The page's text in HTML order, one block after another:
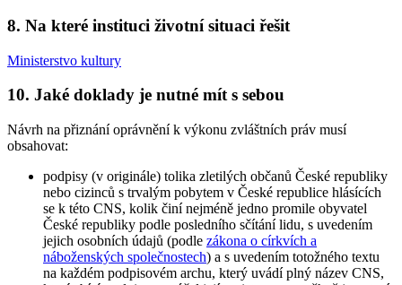
8. Na které instituci životní situaci řešit
Ministerstvo kultury
10. Jaké doklady je nutné mít s sebou
Návrh na přiznání oprávnění k výkonu zvláštních práv musí
obsahovat:
podpisy (v originále) tolika zletilých občanů České republiky
nebo cizinců s trvalým pobytem v České republice hlásících
se k této CNS, kolik činí nejméně jedno promile obyvatel
České republiky podle posledního sčítání lidu, s uvedením
jejich osobních údajů (podle zákona o církvích a
náboženských společnostech) a s uvedením totožného textu
na každém podpisovém archu, který uvádí plný název CNS,